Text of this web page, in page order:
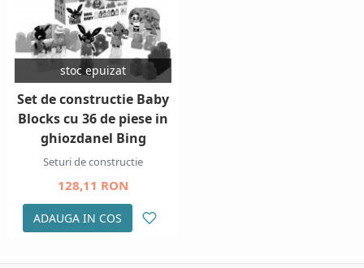
stoc epuizat
Set de constructie Baby
Blocks cu 36 de piese in
ghiozdanel Bing
Seturi de constructie
128,11 RON
ADAUGA IN COS